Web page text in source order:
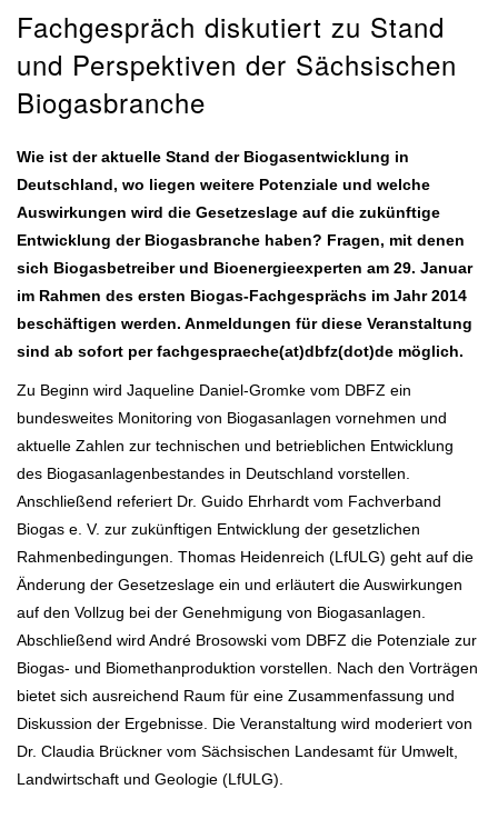
Fachgespräch diskutiert zu Stand
und Perspektiven der Sächsischen
Biogasbranche
Wie ist der aktuelle Stand der Biogasentwicklung in
Deutschland, wo liegen weitere Potenziale und welche
Auswirkungen wird die Gesetzeslage auf die zukünftige
Entwicklung der Biogasbranche haben? Fragen, mit denen
sich Biogasbetreiber und Bioenergieexperten am 29. Januar
im Rahmen des ersten Biogas-Fachgesprächs im Jahr 2014
beschäftigen werden. Anmeldungen für diese Veranstaltung
sind ab sofort per fachgespraeche(at)dbfz(dot)de möglich.
Zu Beginn wird Jaqueline Daniel-Gromke vom DBFZ ein
bundesweites Monitoring von Biogasanlagen vornehmen und
aktuelle Zahlen zur technischen und betrieblichen Entwicklung
des Biogasanlagenbestandes in Deutschland vorstellen.
Anschließend referiert Dr. Guido Ehrhardt vom Fachverband
Biogas e. V. zur zukünftigen Entwicklung der gesetzlichen
Rahmenbedingungen. Thomas Heidenreich (LfULG) geht auf die
Änderung der Gesetzeslage ein und erläutert die Auswirkungen
auf den Vollzug bei der Genehmigung von Biogasanlagen.
Abschließend wird André Brosowski vom DBFZ die Potenziale zur
Biogas- und Biomethanproduktion vorstellen. Nach den Vorträgen
bietet sich ausreichend Raum für eine Zusammenfassung und
Diskussion der Ergebnisse. Die Veranstaltung wird moderiert von
Dr. Claudia Brückner vom Sächsischen Landesamt für Umwelt,
Landwirtschaft und Geologie (LfULG).